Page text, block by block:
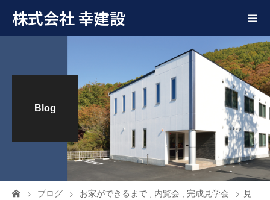
株式会社 幸建設
Blog
ブログ お家ができるまで 内覧会 完成見学会
見